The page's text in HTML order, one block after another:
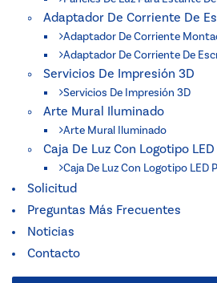
Adaptador De Corriente De
Adaptador De Corriente
Adaptador De Corriente De
Servicios De Impresión 3D
Servicios De Impresión 3D
Arte Mural Iluminado
Arte Mural Iluminado
Caja De Luz Con Logotipo
Caja De Luz Con Logotipo LED
Solicitud
Preguntas Más Frecuentes
Noticias
Contacto